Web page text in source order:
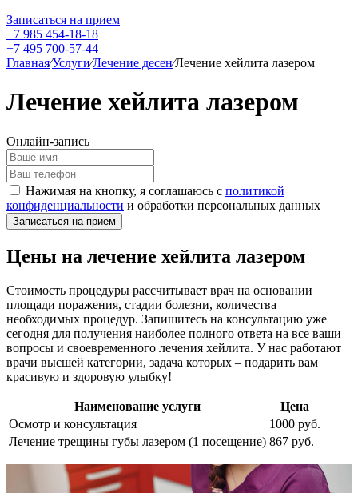
Записаться на прием
+7 985 454-18-18
+7 495 700-57-44
Главная⁄Услуги⁄Лечение десен⁄Лечение хейлита лазером
Лечение хейлита лазером
Онлайн-запись
Нажимая на кнопку, я соглашаюсь с политикой
конфиденциальности и обработки персональных данных
Цены на лечение хейлита лазером
Стоимость процедуры рассчитывает врач на основании
площади поражения, стадии болезни, количества
необходимых процедур. Запишитесь на консультацию уже
сегодня для получения наиболее полного ответа на все ваши
вопросы и своевременного лечения хейлита. У нас работают
врачи высшей категории, задача которых – подарить вам
красивую и здоровую улыбку!
Наименование услуги
Цена
Осмотр и консультация
1000 руб.
Лечение трещины губы лазером (1 посещение) 867 руб.